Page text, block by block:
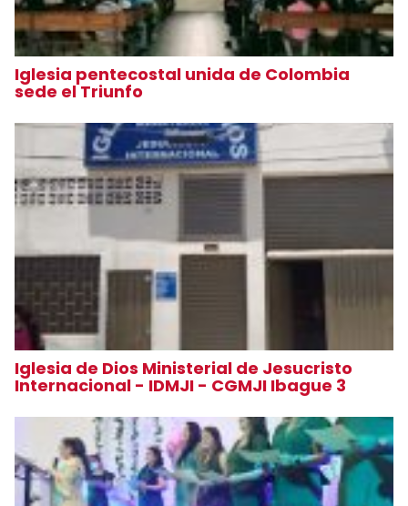
Iglesia pentecostal unida de Colombia
sede el Triunfo
Iglesia de Dios Ministerial de Jesucristo
Internacional - IDMJI - CGMJI Ibague 3